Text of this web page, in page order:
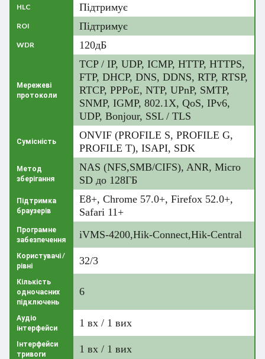
HLC Підтримує
ROI Підтримує
WDR 120дБ
Мережеві
протоколи
TCP / IP, UDP, ICMP, HTTP, HTTPS,
FTP, DHCP, DNS, DDNS, RTP, RTSP,
RTCP, PPPoE, NTP, UPnP, SMTP,
SNMP, IGMP, 802.1X, QoS, IPv6,
UDP, Bonjour, SSL / TLS
Сумісність
ONVIF (PROFILE S, PROFILE G,
PROFILE T), ISAPI, SDK
Метод
зберігання
NAS (NFS,SMB/CIFS), ANR, Micro
SD до 128ГБ
Підтримка
браузерів
E8+, Chrome 57.0+, Firefox 52.0+,
Safari 11+
Програмне
забезпечення
iVMS-4200,Hik-Connect,Hik-Central
Користувачі /
рівні
32/3
Кількість
одночасних
підключень
6
Аудіо
інтерфейси
1 вх / 1 вих
Інтерфейси
тривоги
1 вх / 1 вих